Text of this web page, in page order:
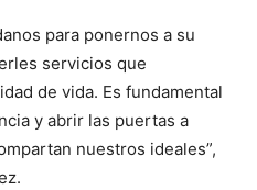
para ponernos a su
servicios que
de vida. Es fundamental
y abrir las puertas a
nuestros ideales”,